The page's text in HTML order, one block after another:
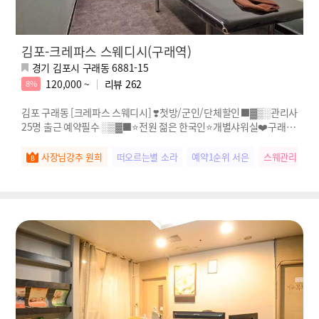
김포-크레파스 스웨디시(구래역)
경기 김포시 구래동 6881-15
8% 120,000 ~ 리뷰 262
김포 구래동 [크레파스 스웨디시] ❣️첫방/군인/단체할인⬛️▓▒░관리사
25명 출근 예약필수 ░▒▓⬛️⭐전원 젊은 한국인⭐개별샤워실❤️구래역
사장님강추 원희 떠오르는별 소라 예약1순위 서은 스웨관리짱 미